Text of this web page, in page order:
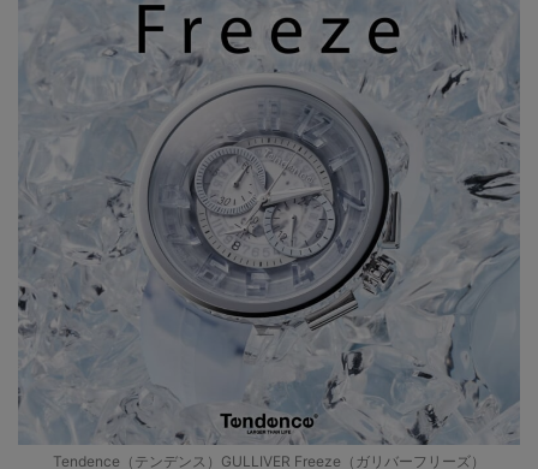
Tendence（テンデンス）GULLIVER Freeze（ガリバーフリーズ）